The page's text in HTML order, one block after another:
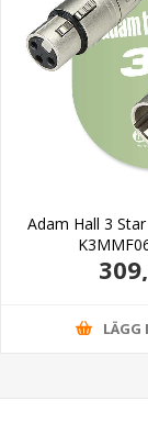
Adam Hall 3
LÄGG